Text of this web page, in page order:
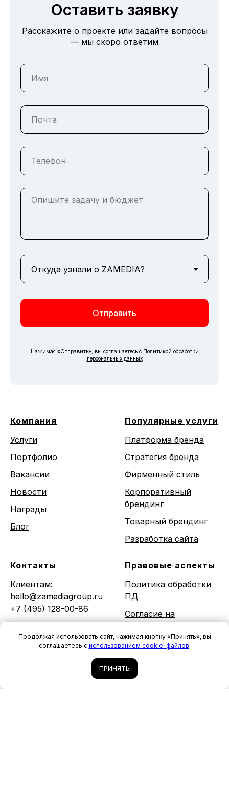
Оставить заявку
Расскажите о проекте или задайте вопросы
— мы скоро ответим
Отправить
Нажимая «Отправить», вы соглашаетесь с Политикой обработки
персональных данных
Компания
Услуги
Портфолио
Вакансии
Новости
Награды
Блог
Популярные услуги
Платформа бренда
Стратегия бренда
Фирменный стиль
Корпоративный
брендинг
Товарный брендинг
Разработка сайта
Контакты
Клиентам:
hello@zamediagroup.ru
+7 (495) 128-00-86
Специалистам:
job@zamedia.info
partner@zamedia.info
Правовые аспекты
Политика обработки
ПД
Согласие на
Политика
систем аналитики
(cookie-файлов)
Продолжая использовать сайт, нажимая кнопку «Принять», вы
соглашаетесь с использованием cookie-файлов.
ПРИНЯТЬ